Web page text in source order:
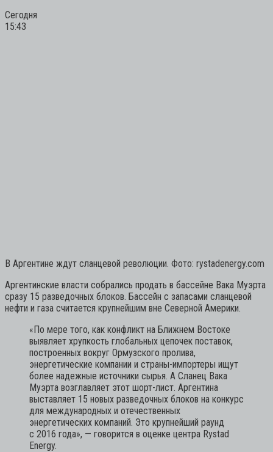
Сегодня
15:43
В Аргентине ждут сланцевой революции. Фото: rystadenergy.com
Аргентинские власти собрались продать в бассейне Вака Муэрта
сразу 15 разведочных блоков. Бассейн с запасами сланцевой
нефти и газа считается крупнейшим вне Северной Америки.
«По мере того, как конфликт на Ближнем Востоке
выявляет хрупкость глобальных цепочек поставок,
построенных вокруг Ормузского пролива,
энергетические компании и страны-импортеры ищут
более надежные источники сырья. А Сланец Вака
Муэрта возглавляет этот шорт-лист. Аргентина
выставляет 15 новых разведочных блоков на конкурс
для международных и отечественных
энергетических компаний. Это крупнейший раунд
с 2016 года», — говорится в оценке центра Rystad
Energy.